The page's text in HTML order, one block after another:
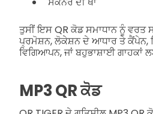
ਤੁਸੀਂ ਇਸ QR ਕੋਡ ਸਮਾਧਾਨ ਨੂੰ ਵਰਤ
ਪ੍ਰਮੋਸ਼ਨ, ਲੋਕੇਸ਼ਨ ਦੇ ਆਧਾਰ ਤੇ ਕੈਂਪੇਨ,
ਵਿਗਿਆਪਨ, ਜਾਂ ਬਹੁਭਾਸ਼ਾਈ ਗਾਹਕਾਂ
MP3 QR ਕੋਡ